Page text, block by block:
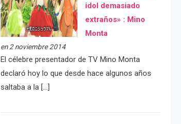
idol demasiado
extraños» : Mino
Monta
en 2 noviembre 2014
El célebre presentador de TV Mino Monta
declaró hoy lo que desde hace algunos años
saltaba a la […]